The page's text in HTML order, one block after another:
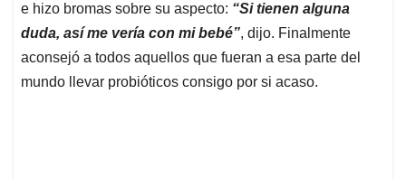
e hizo bromas sobre su aspecto: “Si tienen alguna
duda, así me vería con mi bebé”, dijo. Finalmente
aconsejó a todos aquellos que fueran a esa parte del
mundo llevar probióticos consigo por si acaso.